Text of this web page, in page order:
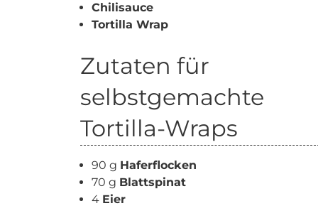
Chilisauce
Tortilla Wrap
Zutaten für
selbstgemachte
Tortilla-Wraps
90 g Haferflocken
70 g Blattspinat
4 Eier